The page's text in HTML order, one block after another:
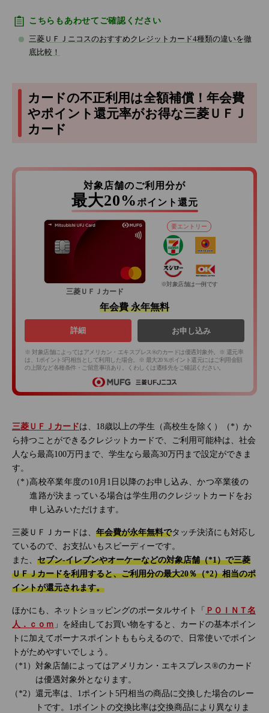
こちらもあわせてご確認ください
三菱ＵＦＪニコスのおすすめクレジットカード4種類の違いを徹
底比較！
カードの不正利用は全額補償！年会費
やポイント還元率がお得な三菱ＵＦＪ
カード
対象店舗のご利用分が
最大20% ポイント還元
三菱ＵＦＪカード
要エントリー
※対象店舗は一例です
年会費 永年無料
詳細 お申し込み
※ 対象店舗によってはアメリカン・エキスプレス®のカードは優遇対象外。※ 還元率
は、1ポイント5円相当として利用した場合。※ 最大20％ポイント還元にはご利用金額
の上限など各種条件・ご留意事項あり。くわしくは遷移先をご確認ください。
三菱ＵＦＪカードは、18歳以上の学生（高校生を除く）（*）か
ら持つことができるクレジットカードで、ご利用可能枠は、社会
人なら最高100万円まで、学生なら最高30万円まで設定ができま
す。
高校卒業年度の10月1日以降のお申し込み、かつ卒業後の
進路が決まっている場合は学生用のクレジットカードをお
申し込みいただけます。
三菱ＵＦＪカードは、 年会費が永年無料でタッチ決済にも対応し
ているので、お支払いもスピーディーです。
また、 セブン‐イレブンやオーケーなどの対象店舗（*1）で三菱
ＵＦＪカードを利用すると、ご利用分の最大20％（*2）相当のポ
イントが還元されます。
ほかにも、ネットショッピングのポータルサイト「
ＰＯＩＮＴ名
人．ｃｏｍ 」を経由してお買い物をすると、カードの基本ポイン
トに加えてボーナスポイントももらえるので、日常使いでポイン
トがためやすいでしょう。
対象店舗によってはアメリカン・エキスプレス®のカード
は優遇対象外となります。
還元率は、1ポイント5円相当の商品に交換した場合のレー
トです。1ポイントの交換比率は交換商品により異なりま